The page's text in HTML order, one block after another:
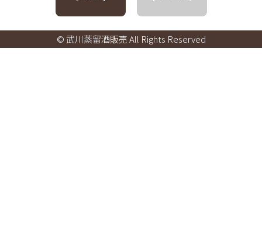
© 武川蒸留酒販売 All Rights Reserved